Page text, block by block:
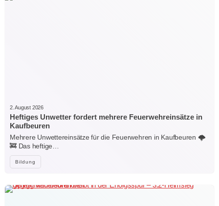
Bildung
2. August 2026
Heftiges Unwetter fordert mehrere Feuerwehreinsätze in
Kaufbeuren
Mehrere Unwettereinsätze für die Feuerwehren in Kaufbeuren 🌩️
🚒 Das heftige…